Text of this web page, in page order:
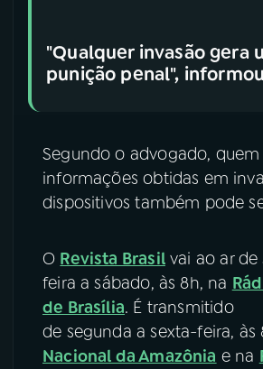
"Qualquer invasão gera
punição penal",
Segundo o advogado, quem
informações obtidas em
dispositivos também pode
O Revista Brasilvai ao ar de
feira a sábado, às 8h, na
de Brasília. É transmitido
de segunda a sexta-feira, às
Nacional da Amazônia e na